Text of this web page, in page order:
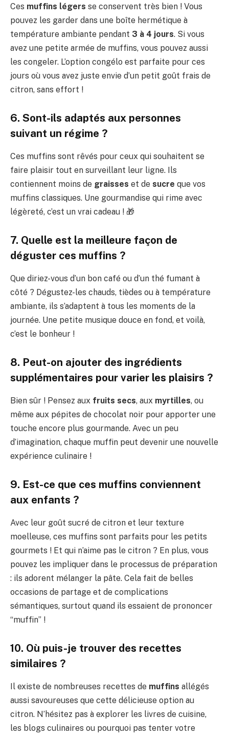
Ces muffins légers se conservent très bien ! Vous
pouvez les garder dans une boîte hermétique à
température ambiante pendant 3 à 4 jours. Si vous
avez une petite armée de muffins, vous pouvez aussi
les congeler. L’option congélo est parfaite pour ces
jours où vous avez juste envie d’un petit goût frais de
citron, sans effort !
6. Sont-ils adaptés aux personnes
suivant un régime ?
Ces muffins sont rêvés pour ceux qui souhaitent se
faire plaisir tout en surveillant leur ligne. Ils
contiennent moins de graisses et de sucre que vos
muffins classiques. Une gourmandise qui rime avec
légèreté, c’est un vrai cadeau ! 🎁
7. Quelle est la meilleure façon de
déguster ces muffins ?
Que diriez-vous d’un bon café ou d’un thé fumant à
côté ? Dégustez-les chauds, tièdes ou à température
ambiante, ils s’adaptent à tous les moments de la
journée. Une petite musique douce en fond, et voilà,
c’est le bonheur !
8. Peut-on ajouter des ingrédients
supplémentaires pour varier les plaisirs ?
Bien sûr ! Pensez aux fruits secs, aux myrtilles, ou
même aux pépites de chocolat noir pour apporter une
touche encore plus gourmande. Avec un peu
d’imagination, chaque muffin peut devenir une nouvelle
expérience culinaire !
9. Est-ce que ces muffins conviennent
aux enfants ?
Avec leur goût sucré de citron et leur texture
moelleuse, ces muffins sont parfaits pour les petits
gourmets ! Et qui n’aime pas le citron ? En plus, vous
pouvez les impliquer dans le processus de préparation
: ils adorent mélanger la pâte. Cela fait de belles
occasions de partage et de complications
sémantiques, surtout quand ils essaient de prononcer
“muffin” !
10. Où puis-je trouver des recettes
similaires ?
Il existe de nombreuses recettes de muffins allégés
aussi savoureuses que cette délicieuse option au
citron. N’hésitez pas à explorer les livres de cuisine,
les blogs culinaires ou pourquoi pas tenter votre